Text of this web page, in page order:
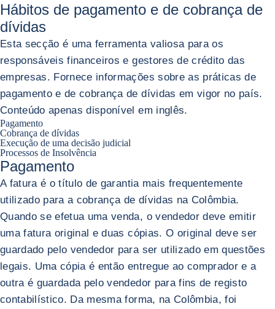
Hábitos de pagamento e de cobrança de
dívidas
Esta secção é uma ferramenta valiosa para os
responsáveis financeiros e gestores de crédito das
empresas. Fornece informações sobre as práticas de
pagamento e de cobrança de dívidas em vigor no país.
Conteúdo apenas disponível em inglês.
Pagamento
Cobrança de dívidas
Execução de uma decisão judicial
Processos de Insolvência
Pagamento
A fatura é o título de garantia mais frequentemente
utilizado para a cobrança de dívidas na Colômbia.
Quando se efetua uma venda, o vendedor deve emitir
uma fatura original e duas cópias. O original deve ser
guardado pelo vendedor para ser utilizado em questões
legais. Uma cópia é então entregue ao comprador e a
outra é guardada pelo vendedor para fins de registo
contabilístico. Da mesma forma, na Colômbia, foi